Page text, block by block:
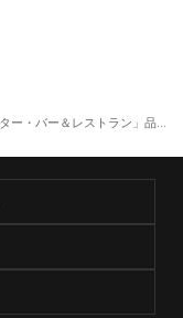
「グランド・セントラル・オイスター・バー＆レストラン」品川店 3月の『グラセン市場』、桜鯛をテーマにした6品が登場（3/13～）